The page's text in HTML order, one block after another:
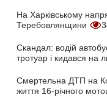
На Харківському
Теребовлянщини
Скандал: водій
тротуар і кидався на
Смертельна ДТП на
життя 16-річного